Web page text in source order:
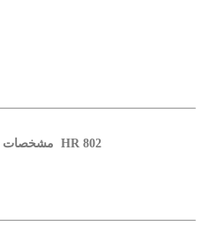
مشخصات فر آفریقایی روزیا HR 802